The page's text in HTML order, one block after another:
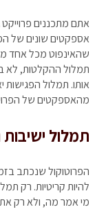
אתם מתכננים פרוייקט
אספקטים שונים של
שהאינפוט מכל אחד
תמלול ההקלטות, לא
אותו. תמלול
מהאספקטים של
תמלול ישיבות
הפרוטוקול שנכתב
להיות קריטיות. רק
מי אמר מה, ולא רק